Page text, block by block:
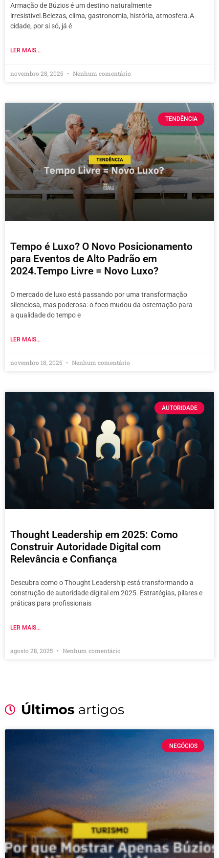
Armação de Búzios é um destino naturalmente
irresistível.Belezas, clima, gastronomia, história, atmosfera.A
cidade, por si só, já é
LER MAIS...
novembro 28, 2025 Nenhum comentário
TENDÊNCIA
Tempo é Luxo? O Novo Posicionamento
para Eventos de Alto Padrão em
2024.Tempo Livre = Novo Luxo?
O mercado de luxo está passando por uma transformação
silenciosa, mas poderosa: o foco mudou da ostentação para
a qualidade do tempo e
LER MAIS...
novembro 18, 2025 Nenhum comentário
AUTORIDADE
Thought Leadership em 2025: Como
Construir Autoridade Digital com
Relevância e Confiança
Descubra como o Thought Leadership está transformando a
construção de autoridade digital em 2025. Estratégias, pilares e
práticas para profissionais
LER MAIS...
agosto 28, 2025 Nenhum comentário
Últimos artigos
NEGÓCIOS